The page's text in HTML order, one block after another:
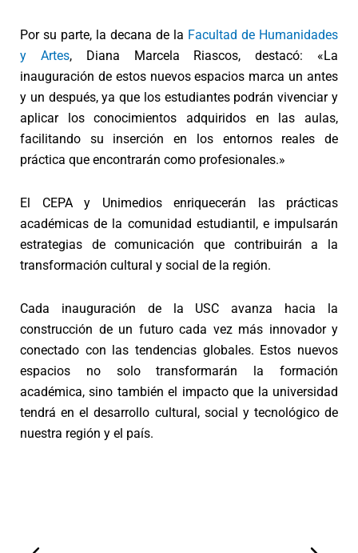
Por su parte, la decana de la Facultad de Humanidades
y Artes, Diana Marcela Riascos, destacó: «La
inauguración de estos nuevos espacios marca un antes
y un después, ya que los estudiantes podrán vivenciar y
aplicar los conocimientos adquiridos en las aulas,
facilitando su inserción en los entornos reales de
práctica que encontrarán como profesionales.»
El CEPA y Unimedios enriquecerán las prácticas
académicas de la comunidad estudiantil, e impulsarán
estrategias de comunicación que contribuirán a la
transformación cultural y social de la región.
Cada inauguración de la USC avanza hacia la
construcción de un futuro cada vez más innovador y
conectado con las tendencias globales. Estos nuevos
espacios no solo transformarán la formación
académica, sino también el impacto que la universidad
tendrá en el desarrollo cultural, social y tecnológico de
nuestra región y el país.